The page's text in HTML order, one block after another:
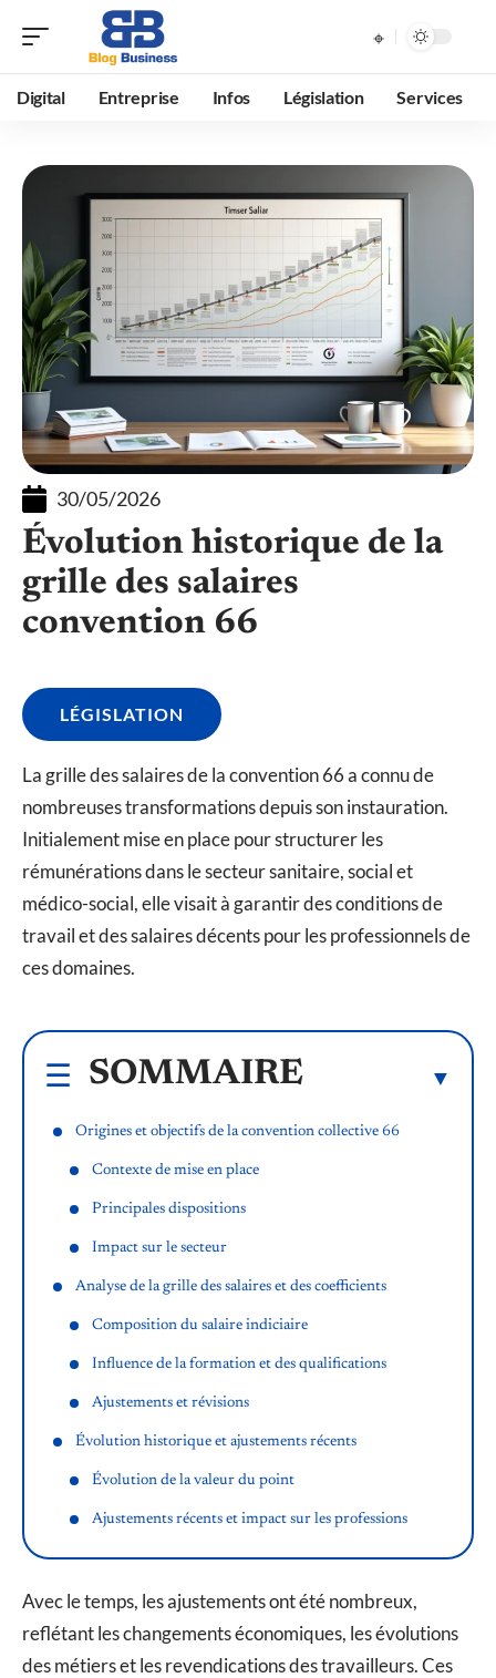
Digital Entreprise Infos Législation Services
30/05/2026
Évolution historique de la
grille des salaires
convention 66
LÉGISLATION
La grille des salaires de la convention 66 a connu de
nombreuses transformations depuis son instauration.
Initialement mise en place pour structurer les
rémunérations dans le secteur sanitaire, social et
médico-social, elle visait à garantir des conditions de
travail et des salaires décents pour les professionnels de
ces domaines.
SOMMAIRE
Origines et objectifs de la convention collective 66
Contexte de mise en place
Principales dispositions
Impact sur le secteur
Analyse de la grille des salaires et des coefficients
Composition du salaire indiciaire
Influence de la formation et des qualifications
Ajustements et révisions
Évolution historique et ajustements récents
Évolution de la valeur du point
Ajustements récents et impact sur les professions
Avec le temps, les ajustements ont été nombreux,
reflétant les changements économiques, les évolutions
des métiers et les revendications des travailleurs. Ces